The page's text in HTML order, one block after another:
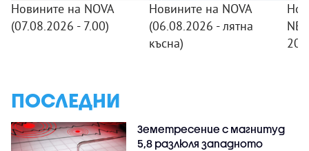
Новините на NOVA
(07.08.2026 - 7.00)
Новините на NOVA
(06.08.2026 - лятна
късна)
ПОСЛЕДНИ
Земетресение с магнитуд
5,8 разлюля западното